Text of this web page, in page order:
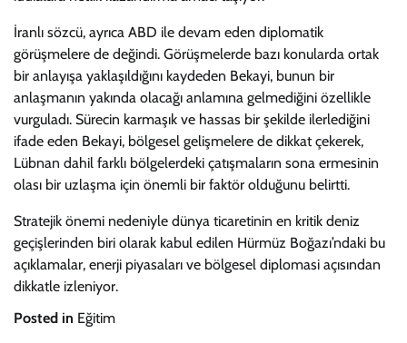
İranlı sözcü, ayrıca ABD ile devam eden diplomatik
görüşmelere de değindi. Görüşmelerde bazı konularda ortak
bir anlayışa yaklaşıldığını kaydeden Bekayi, bunun bir
anlaşmanın yakında olacağı anlamına gelmediğini özellikle
vurguladı. Sürecin karmaşık ve hassas bir şekilde ilerlediğini
ifade eden Bekayi, bölgesel gelişmelere de dikkat çekerek,
Lübnan dahil farklı bölgelerdeki çatışmaların sona ermesinin
olası bir uzlaşma için önemli bir faktör olduğunu belirtti.
Stratejik önemi nedeniyle dünya ticaretinin en kritik deniz
geçişlerinden biri olarak kabul edilen Hürmüz Boğazı’ndaki bu
açıklamalar, enerji piyasaları ve bölgesel diplomasi açısından
dikkatle izleniyor.
Posted in Eğitim